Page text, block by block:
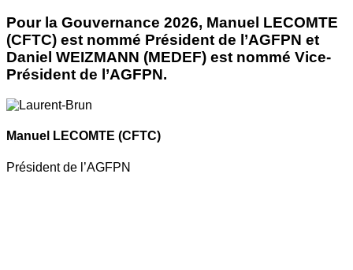
Pour la Gouvernance 2026, Manuel LECOMTE
(CFTC) est nommé Président de l’AGFPN et
Daniel WEIZMANN (MEDEF) est nommé Vice-
Président de l’AGFPN.
Manuel LECOMTE (CFTC)
Président de l’AGFPN